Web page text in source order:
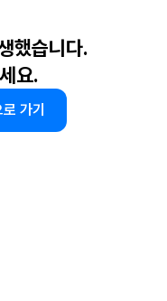
했습니다.
요.
가기